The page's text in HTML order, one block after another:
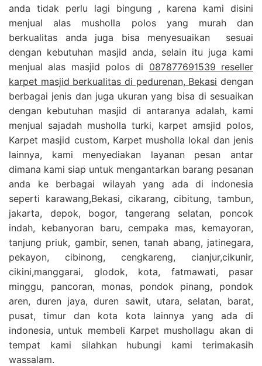
anda tidak perlu lagi bingung , karena kami disini
menjual alas musholla polos yang murah dan
berkualitas anda juga bisa menyesuaikan sesuai
dengan kebutuhan masjid anda, selain itu juga kami
menjual alas masjid polos di 087877691539 reseller
karpet masjid berkualitas di pedurenan, Bekasi dengan
berbagai jenis dan juga ukuran yang bisa di sesuaikan
dengan kebutuhan masjid di antaranya adalah, kami
menjual sajadah musholla turki, karpet amsjid polos,
Karpet masjid custom, Karpet musholla lokal dan jenis
lainnya, kami menyediakan layanan pesan antar
dimana kami siap untuk mengantarkan barang pesanan
anda ke berbagai wilayah yang ada di indonesia
seperti karawang,Bekasi, cikarang, cibitung, tambun,
jakarta, depok, bogor, tangerang selatan, poncok
indah, kebanyoran baru, cempaka mas, kemayoran,
tanjung priuk, gambir, senen, tanah abang, jatinegara,
pekayon, cibinong, cengkareng, cianjur,cikunir,
cikini,manggarai, glodok, kota, fatmawati, pasar
minggu, pancoran, monas, pondok pinang, pondok
aren, duren jaya, duren sawit, utara, selatan, barat,
pusat, timur dan kota kota lainnya yang ada di
indonesia, untuk membeli Karpet mushollagu akan di
tempat kami silahkan hubungi kami terimakasih
wassalam.